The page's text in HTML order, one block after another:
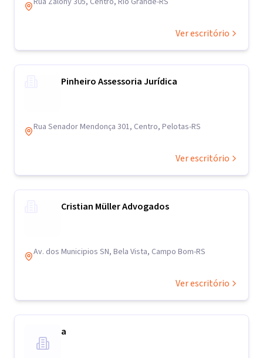
Ver escritório
Pinheiro Assessoria Jurídica
Rua Senador Mendonça 301, Centro, Pelotas-RS
Ver escritório
Cristian Müller Advogados
Av. dos Municipios SN, Bela Vista, Campo Bom-RS
Ver escritório
a